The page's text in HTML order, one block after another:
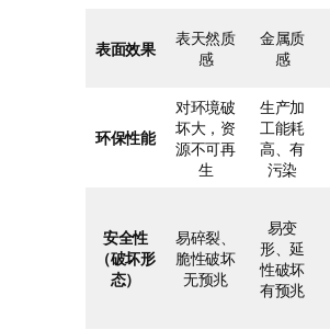
表面效果
表天然质
感
金属质
感
环保性能
对环境破
坏大，资
源不可再
生
生产加
工能耗
高、有
污染
安全性
（破坏形
态）
易碎裂、
脆性破坏
无预兆
易变
形、延
性破坏
有预兆